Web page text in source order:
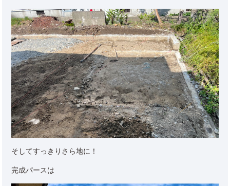
そしてすっきりさら地に！
完成パースは